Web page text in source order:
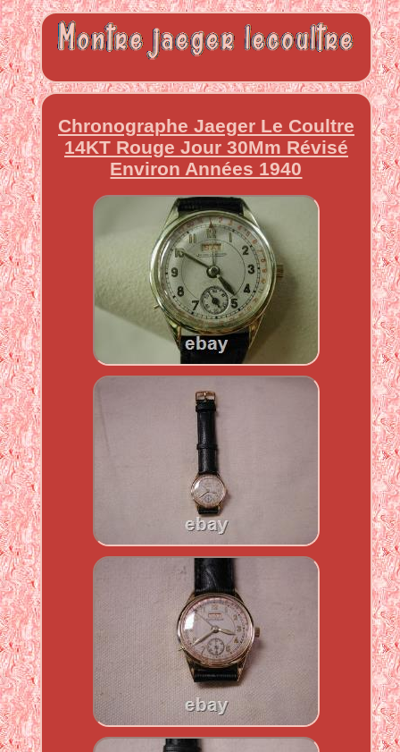
Chronographe Jaeger Le Coultre
14KT Rouge Jour 30Mm Révisé
Environ Années 1940